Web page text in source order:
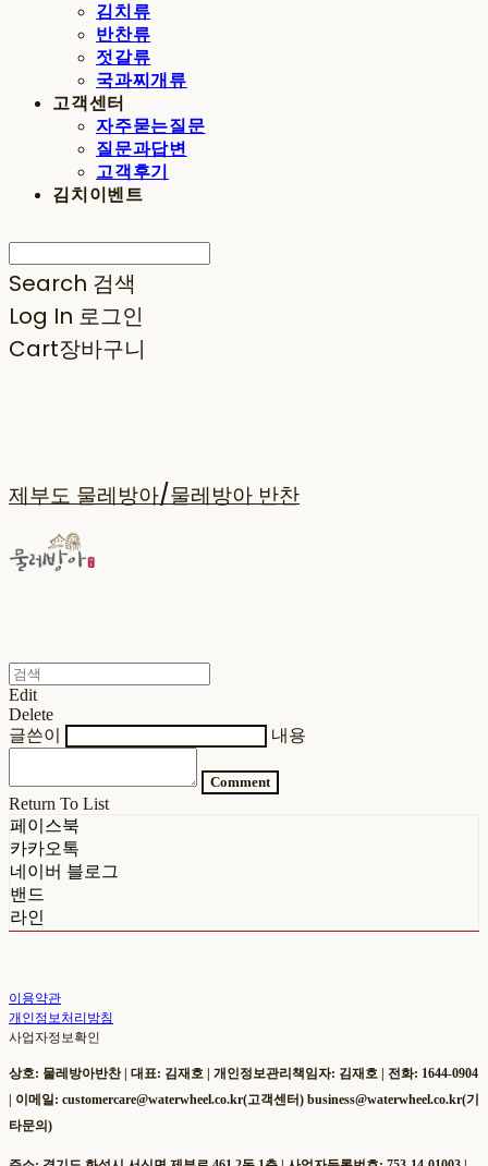
김치류
반찬류
젓갈류
국과찌개류
고객센터
자주묻는질문
질문과답변
고객후기
김치이벤트
Search 검색
Log In 로그인
Cart장바구니
제부도 물레방아/물레방아 반찬
Edit
Delete
글쓴이
내용
Comment
Return To List
페이스북
카카오톡
네이버 블로그
밴드
라인
이용약관
개인정보처리방침
사업자정보확인
상호: 물레방아반찬 | 대표: 김재호 | 개인정보관리책임자: 김재호 | 전화: 1644-0904
| 이메일: customercare@waterwheel.co.kr(고객센터) business@waterwheel.co.kr(기
타문의)